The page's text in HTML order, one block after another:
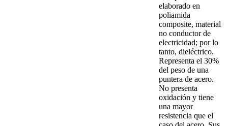
elaborado en
poliamida
composite, material
no conductor de
electricidad; por lo
tanto, dieléctrico.
Representa el 30%
del peso de una
puntera de acero.
No presenta
oxidación y tiene
una mayor
resistencia que el